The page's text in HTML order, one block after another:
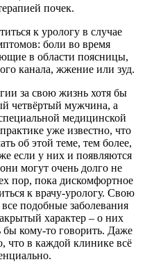
почек.
к урологу в случае
боли во время
в области поясницы,
канала, жжение или зуд.
за свою жизнь хотя бы
четвёртый мужчина, а
медицинской
уже известно, что
об этой теме, тем более,
если у них и появляются
могут очень долго не
пор, пока дискомфортное
к врачу-урологу. Свою
подобные заболевания
характер – о них
кому-то говорить. Даже
что в каждой клинике всё